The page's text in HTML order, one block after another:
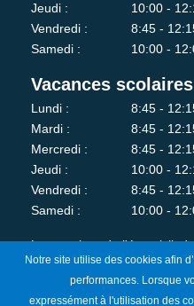
Jeudi :
10:00 -
Vendredi :
8:45 -
Samedi :
10:00 -
Vacances
Lundi :
8:45 -
Mardi :
8:45 -
Mercredi :
8:45 -
Jeudi :
10:00 -
Vendredi :
8:45 -
Samedi :
10:00 -
Les services de l'état-civil,
fermés au public le lundi
Notre site utilise des cookies afin
performances. Lorsque
expressément à l'utilisation des